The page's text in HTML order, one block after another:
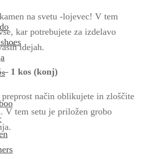
na svetu -lojevec! V tem
kar potrebujete za izdelavo
idejah.
– 1 kos (konj)
preprost način oblikujete in zloščite
tem setu je priložen grobo